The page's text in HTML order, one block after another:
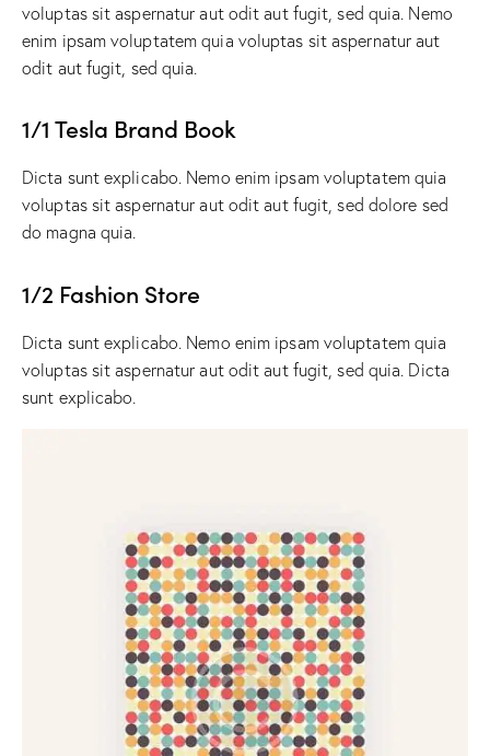
voluptas sit aspernatur aut odit aut fugit, sed quia. Nemo
enim ipsam voluptatem quia voluptas sit aspernatur aut
odit aut fugit, sed quia.
1/1 Tesla Brand Book
Dicta sunt explicabo. Nemo enim ipsam voluptatem quia
voluptas sit aspernatur aut odit aut fugit, sed dolore sed
do magna quia.
1/2 Fashion Store
Dicta sunt explicabo. Nemo enim ipsam voluptatem quia
voluptas sit aspernatur aut odit aut fugit, sed quia. Dicta
sunt explicabo.